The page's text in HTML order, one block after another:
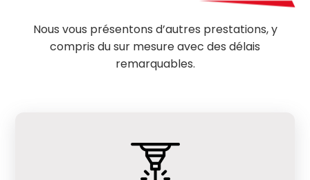
Nous vous présentons d’autres prestations, y
compris du sur mesure avec des délais
remarquables.